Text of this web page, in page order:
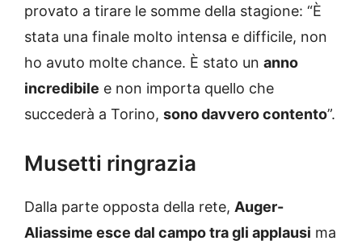
provato a tirare le somme della stagione: “È
stata una finale molto intensa e difficile, non
ho avuto molte chance. È stato un anno
incredibile e non importa quello che
succederà a Torino, sono davvero contento”.
Musetti ringrazia
Dalla parte opposta della rete, Auger-
Aliassime esce dal campo tra gli applausi ma